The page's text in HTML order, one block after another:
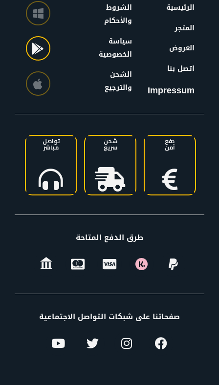
الرئيسية
المتجر
العروض
اتصل بنا
Impressum
الشروط
والأحكام
سياسة
الخصوصية
الشحن
والترجيع
دفع
آمن
شحن
سريع
تواصل
مباشر
طرق الدفع المتاحة
صفحاتنا على شبكات التواصل الاجتماعية